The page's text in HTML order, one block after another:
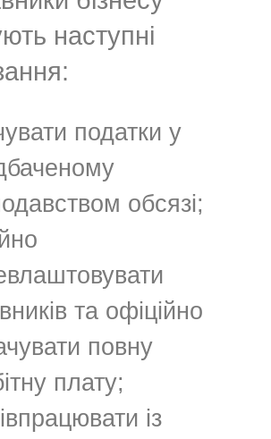
наступні
податки у
обсязі;
та офіційно
повну
плату;
із